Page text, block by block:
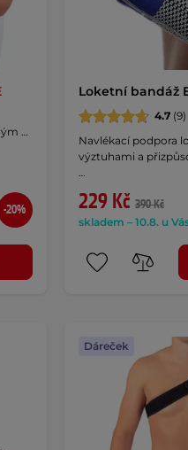
…
-20%
Loketní bandáž
4.7(9)
Navlékací podpora
výztuhami a
229 Kč 390 Kč
skladem – 10.8. u
Dáreček